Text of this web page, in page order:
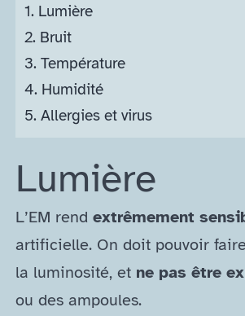
1. Lumière
2. Bruit
3. Température
4. Humidité
5. Allergies et virus
Lumière
L’EM rend extrêmement
artificielle. On doit pouvoir
la luminosité, et ne pas être
ou des ampoules.